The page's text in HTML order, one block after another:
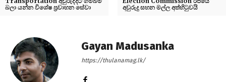
බලා යන්න විශේෂ ප්‍රවාහන සේවා
අවුරුදු සහන මල්ල අත්හිටුවයි
Gayan Madusanka
https://thulanamag.lk/